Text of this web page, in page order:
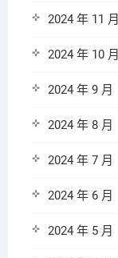
2024 年 11 月
2024 年 10 月
2024 年 9 月
2024 年 8 月
2024 年 7 月
2024 年 6 月
2024 年 5 月